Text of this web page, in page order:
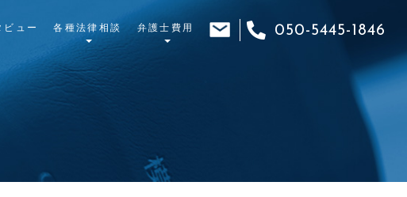
ビュー 各種法律相談 弁護士費用 050-5445-1846